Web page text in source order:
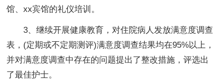
馆、xx宾馆的礼仪培训。
3、继续开展健康教育，对住院病人发放满意度调查
表，(定期或不定期测评)满意度调查结果均在95%以上，
并对满意度调查中存在的问题提出了整改措施，评选出
了最佳护士。